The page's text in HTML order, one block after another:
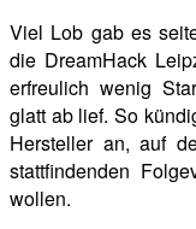
Viel Lob gab es
die DreamHack
erfreulich wenig
glatt ab lief. So
Hersteller an, auf
stattfindenden
wollen.